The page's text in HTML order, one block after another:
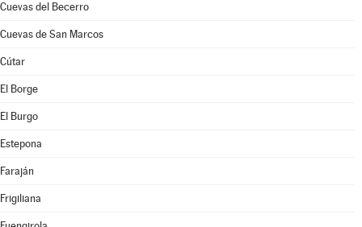
Cuevas del Becerro
Cuevas de San Marcos
Cútar
El Borge
El Burgo
Estepona
Faraján
Frigiliana